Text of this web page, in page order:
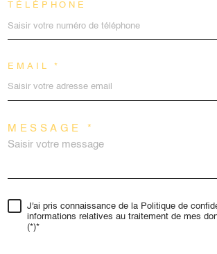
TÉLÉPHONE
EMAIL *
MESSAGE *
J'ai pris connaissance de la Politique de
informations relatives au traitement de mes
(*)*